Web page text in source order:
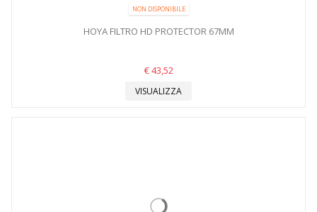
NON DISPONIBILE
HOYA FILTRO HD PROTECTOR 67MM
€ 43,52
VISUALIZZA